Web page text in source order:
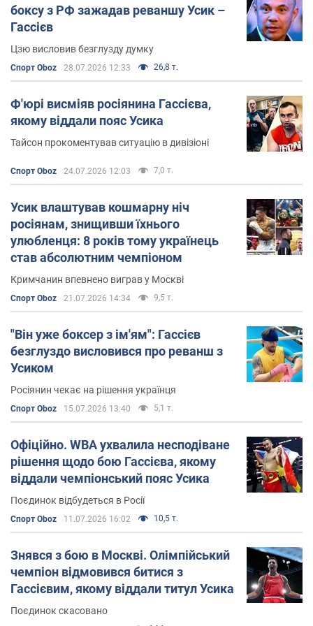
Мурат Гассієв протиЮніера Дортікоса
об'єднавчий поєдинок відбувся в Сочі, в 2018-му
році, і закінчився нокаутом від Гассієва в
дванадцятому раунді. Слід зазначити, що
Гассієв і Дортікос повинні були битися ще в 2015-
му році, але тоді поєдинок скасували.
Особисте життя
Мурат Гассієв неодружений. За його словами,
відповідну дівчину спортсмен досі не зустрів.
Активність в мережі
Крім суто спортивних мережевих баз даних, на кшталт
Boxrec, Мурата Гассієва в інтернеті можна знайти в
найбільш популярних соціальних мережах:
ВКонтакте: особисту сторінку вVKМурат Гассієв
веде вже давно.
Інстаграм: за появою нових фото Гассієва в
Instagram
, де він ділиться фотографіями зі своїх
тренувань, виступів, поєдинків і подорожей,
постійно стежить двісті п'ятдесят тисяч
передплатників.
боксу з РФ зажадав реваншу Усик –
Гассієв
Цзю висловив безглузду думку
Спорт Oboz 28.07.2026 12:33 26,8 т.
Ф'юрі висміяв росіянина Гассієва,
якому віддали пояс Усика
Тайсон прокоментував ситуацію в дивізіоні
Спорт Oboz 24.07.2026 12:03 7,0 т.
Усик влаштував кошмарну ніч
росіянам, знищивши їхнього
улюбленця: 8 років тому українець
став абсолютним чемпіоном
Кримчанин впевнено виграв у Москві
Спорт Oboz 21.07.2026 14:34 9,5 т.
"Він уже боксер з ім'ям": Гассієв
безглуздо висловився про реванш з
Усиком
Росіянин чекає на рішення українця
Спорт Oboz 15.07.2026 13:40 5,1 т.
Офіційно. WBA ухвалила несподіване
рішення щодо бою Гассієва, якому
віддали чемпіонський пояс Усика
Поєдинок відбудеться в Росії
Спорт Oboz 11.07.2026 16:02 10,5 т.
Знявся з бою в Москві. Олімпійський
чемпіон відмовився битися з
Гассієвим, якому віддали титул Усика
Поєдинок скасовано